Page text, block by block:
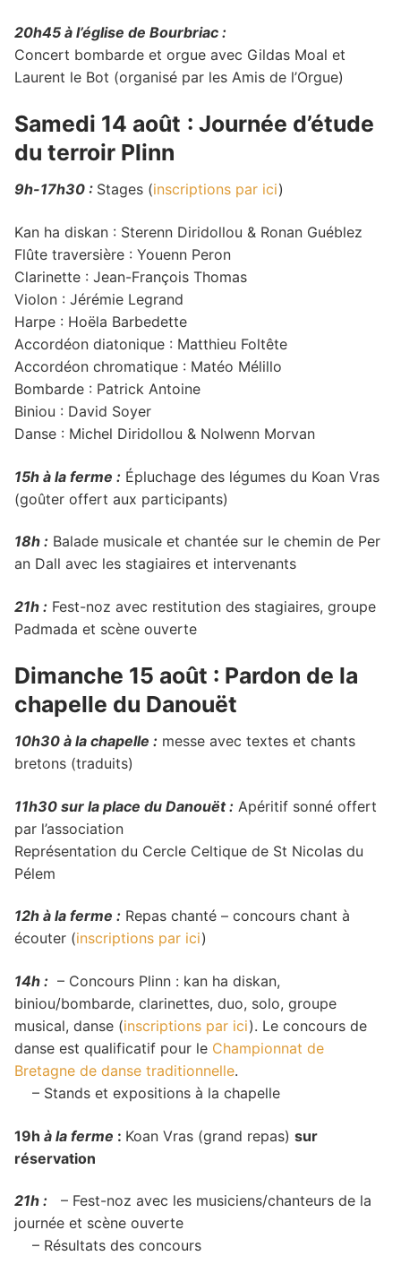
20h45 à l’église de Bourbriac :
Concert bombarde et orgue avec Gildas Moal et
Laurent le Bot (organisé par les Amis de l’Orgue)
Samedi 14 août : Journée d’étude
du terroir Plinn
9h-17h30 : Stages (inscriptions par ici)
Kan ha diskan : Sterenn Diridollou & Ronan Guéblez
Flûte traversière : Youenn Peron
Clarinette : Jean-François Thomas
Violon : Jérémie Legrand
Harpe : Hoëla Barbedette
Accordéon diatonique : Matthieu Foltête
Accordéon chromatique : Matéo Mélillo
Bombarde : Patrick Antoine
Biniou : David Soyer
Danse : Michel Diridollou & Nolwenn Morvan
15h à la ferme : Épluchage des légumes du Koan Vras
(goûter offert aux participants)
18h : Balade musicale et chantée sur le chemin de Per
an Dall avec les stagiaires et intervenants
21h : Fest-noz avec restitution des stagiaires, groupe
Padmada et scène ouverte
Dimanche 15 août : Pardon de la
chapelle du Danouët
10h30 à la chapelle : messe avec textes et chants
bretons (traduits)
11h30 sur la place du Danouët : Apéritif sonné offert
par l’association
Représentation du Cercle Celtique de St Nicolas du
Pélem
12h à la ferme : Repas chanté – concours chant à
écouter (inscriptions par ici)
14h : – Concours Plinn : kan ha diskan,
biniou/bombarde, clarinettes, duo, solo, groupe
musical, danse (inscriptions par ici). Le concours de
danse est qualificatif pour le Championnat de
Bretagne de danse traditionnelle.
– Stands et expositions à la chapelle
19h à la ferme : Koan Vras (grand repas) sur
réservation
21h : – Fest-noz avec les musiciens/chanteurs de la
journée et scène ouverte
– Résultats des concours